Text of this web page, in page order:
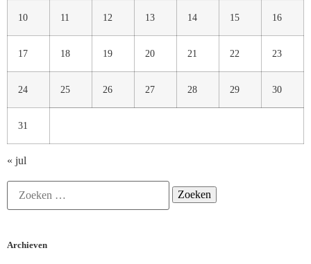
10 11 12 13 14 15 16
17 18 19 20 21 22 23
24 25 26 27 28 29 30
31
« jul
Archieven